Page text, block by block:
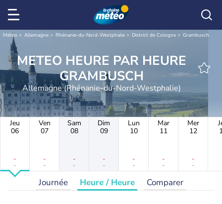
Météo Allemagne Rhénanie-du-Nord-Westphalie District de Cologne Grambusch
METEO HEURE PAR HEURE
GRAMBUSCH
Allemagne (Rhénanie-du-Nord-Westphalie)
Jeu
06
-
-
Ven
07
-
-
Sam
08
-
-
Dim
09
-
-
Lun
10
-
-
Mar
11
-
-
Mer
12
-
-
Journée Heure / Heure Comparer